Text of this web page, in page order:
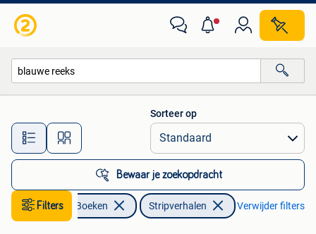
Alle afstanden…
Sorteer op
Bewaar je zoekopdracht
Filters Boeken Stripverhalen Verwijder filters